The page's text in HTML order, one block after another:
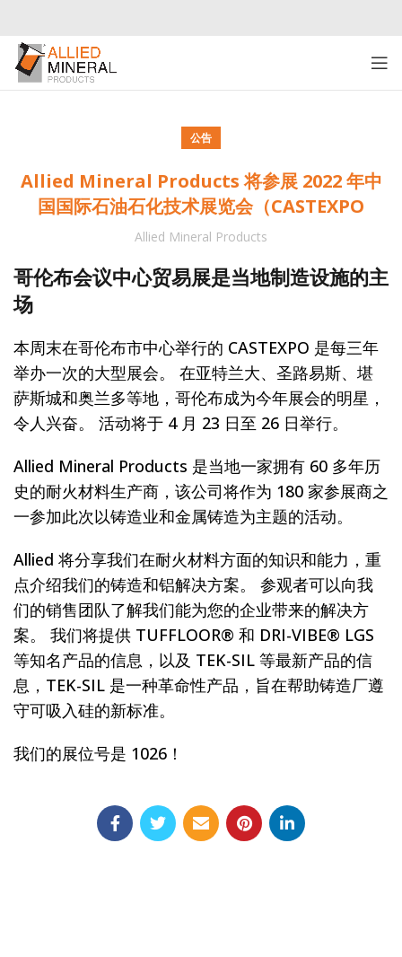
公告
Allied Mineral Products 将参展 2022 年中
国国际石油石化技术展览会（CASTEXPO
Allied Mineral Products
哥伦布会议中心贸易展是当地制造设施的主
场
本周末在哥伦布市中心举行的 CASTEXPO 是每三年
举办一次的大型展会。 在亚特兰大、圣路易斯、堪
萨斯城和奥兰多等地，哥伦布成为今年展会的明星，
令人兴奋。 活动将于 4 月 23 日至 26 日举行。
Allied Mineral Products 是当地一家拥有 60 多年历
史的耐火材料生产商，该公司将作为 180 家参展商之
一参加此次以铸造业和金属铸造为主题的活动。
Allied 将分享我们在耐火材料方面的知识和能力，重
点介绍我们的铸造和铝解决方案。 参观者可以向我
们的销售团队了解我们能为您的企业带来的解决方
案。 我们将提供 TUFFLOOR® 和 DRI-VIBE® LGS
等知名产品的信息，以及 TEK-SIL 等最新产品的信
息，TEK-SIL 是一种革命性产品，旨在帮助铸造厂遵
守可吸入硅的新标准。
我们的展位号是 1026！